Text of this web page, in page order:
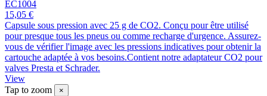
EC1004
15,05 €
Capsule sous pression avec 25 g de CO2. Conçu pour être utilisé
pour presque tous les pneus ou comme recharge d'urgence. Assurez-
vous de vérifier l'image avec les pressions indicatives pour obtenir la
cartouche adaptée à vos besoins.Contient notre adaptateur CO2 pour
valves Presta et Schrader.
View
Tap to zoom
×